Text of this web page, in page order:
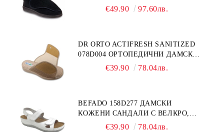
ЗА ГИПСИРАН ИЛИ СВРЪХ
€49.90 97.60лв.
DR ORTO ACTIFRESH SANITIZED
078D004 ОРТОПЕДИЧНИ ДАМСКИ
ЧЕХЛИ ЗА МНОГО ОТЕКЪЛ КРАК,
€39.90 78.04лв.
BEFADO 158D277 ДАМСКИ
КОЖЕНИ САНДАЛИ С ВЕЛКРО,
€39.90 78.04лв.